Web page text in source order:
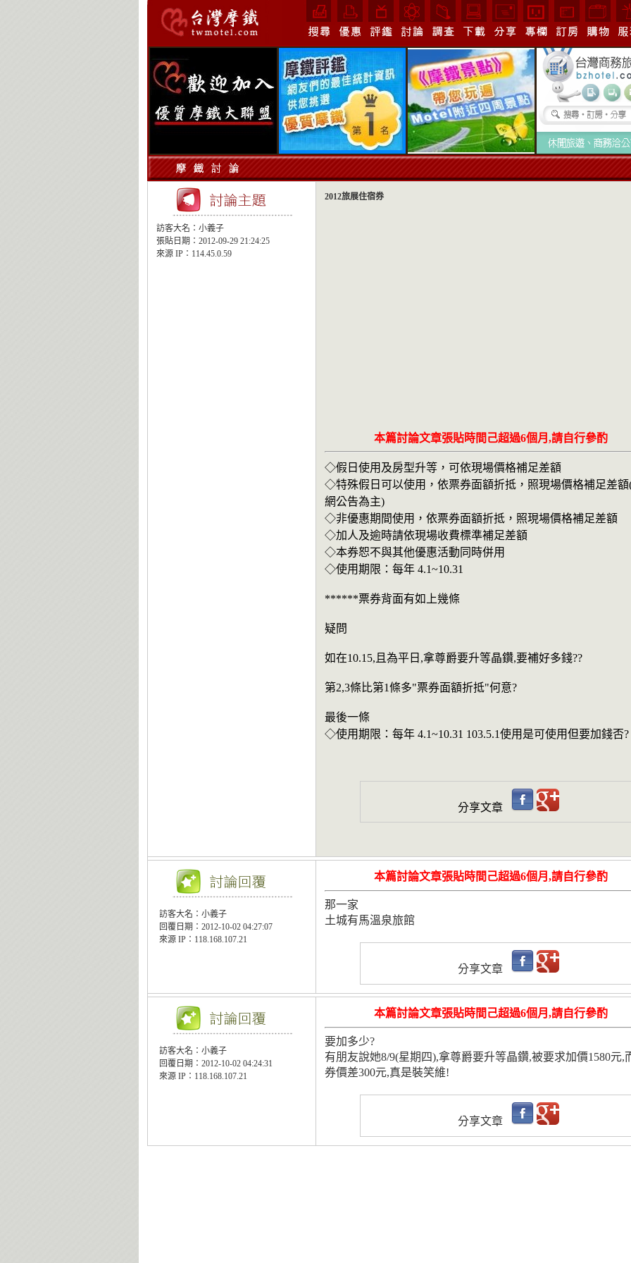
訪客大名：小義子
張貼日期：2012-09-29 21:24:25
來源 IP：114.45.0.59
2012旅展住宿券
本篇討論文章張貼時間己超過6個月,請自行參酌
◇假日使用及房型升等，可依現場價格補足差額
◇特殊假日可以使用，依票券面額折抵，照現場價格補足差額
網公告為主)
◇非優惠期間使用，依票券面額折抵，照現場價格補足差額
◇加人及逾時請依現場收費標準補足差額
◇本券恕不與其他優惠活動同時併用
◇使用期限：每年 4.1~10.31
******票券背面有如上幾條
疑問
如在10.15,且為平日,拿尊爵要升等晶鑽,要補好多錢??
第2,3條比第1條多"票券面額折抵"何意?
最後一條
◇使用期限：每年 4.1~10.31 103.5.1使用是可使用但要加錢否?
分享文章
訪客大名：小義子
回覆日期：2012-10-02 04:27:07
來源 IP：118.168.107.21
本篇討論文章張貼時間己超過6個月,請自行參酌
那一家
土城有馬溫泉旅館
分享文章
訪客大名：小義子
回覆日期：2012-10-02 04:24:31
來源 IP：118.168.107.21
本篇討論文章張貼時間己超過6個月,請自行參酌
要加多少?
有朋友說她8/9(星期四),拿尊爵要升等晶鑽,被要求加價1580元,
券價差300元,真是裝笑維!
分享文章